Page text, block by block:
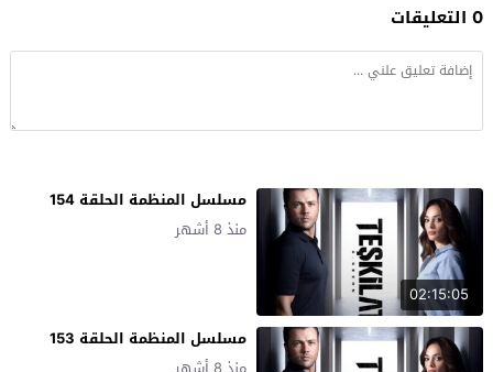
0 التعليقات
02:15:05
مسلسل المنظمة الحلقة 154
منذ 8 أشهر
مسلسل المنظمة الحلقة 153